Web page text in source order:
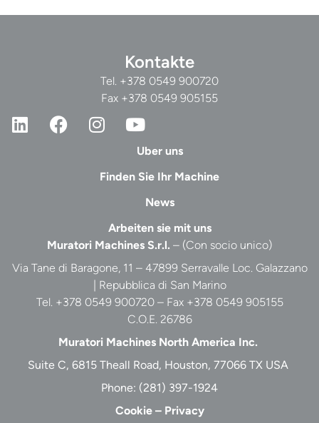
Muratori Machines S.r.l. – (Con socio unico)
Via Tane di Baragone, 11 – 47899 Serravalle Loc. Galazzano
| Repubblica di San Marino
Tel. +378 0549 900720 – Fax +378 0549 905155
C.O.E. 26786
Muratori Machines North America Inc.
Suite C, 6815 Theall Road, Houston, 77066 TX USA
Phone: (281) 397-1924
Cookie– Privacy
Uber uns
Finden Sie Ihr Machine
News
Arbeiten sie mit uns
Kontakte
Tel. +378 0549 900720
Fax +378 0549 905155